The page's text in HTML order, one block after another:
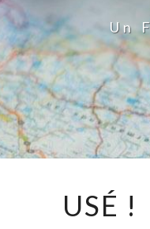
Un
USÉ !